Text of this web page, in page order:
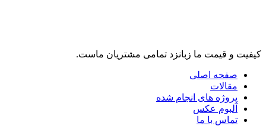
کیفیت و قیمت ما زبانزد تمامی مشتریان ماست.
صفحه اصلی
مقالات
پروژه های انجام شده
آلبوم عکس
تماس با ما